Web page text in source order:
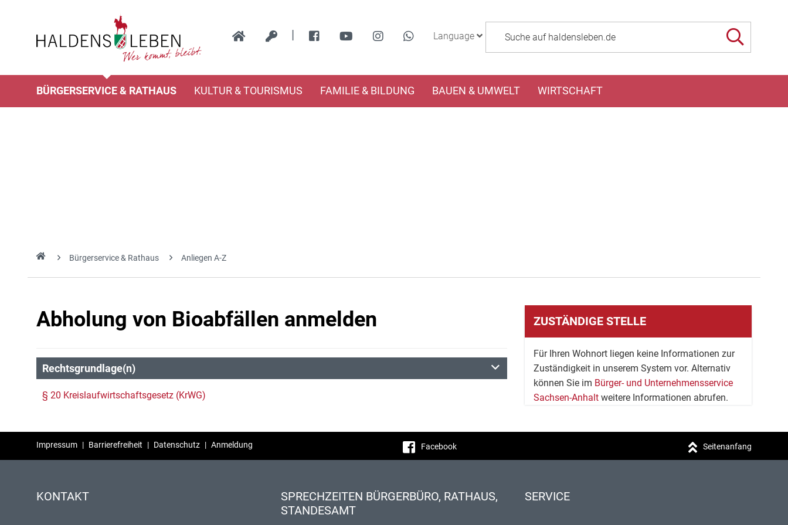
| Language
BÜRGERSERVICE & RATHAUS KULTUR & TOURISMUS FAMILIE & BILDUNG BAUEN & UMWELT WIRTSCHAFT
Bürgerservice & Rathaus Anliegen A-Z
Abholung von Bioabfällen anmelden
Rechtsgrundlage(n)
§ 20 Kreislaufwirtschaftsgesetz (KrWG)
ZUSTÄNDIGE STELLE
Für Ihren Wohnort liegen keine Informationen zur
Zuständigkeit in unserem System vor. Alternativ
können Sie im Bürger- und Unternehmensservice
Sachsen-Anhalt weitere Informationen abrufen.
Impressum | Barrierefreiheit | Datenschutz | Anmeldung Facebook Seitenanfang
KONTAKT
SPRECHZEITEN BÜRGERBÜRO, RATHAUS,
STANDESAMT
SERVICE